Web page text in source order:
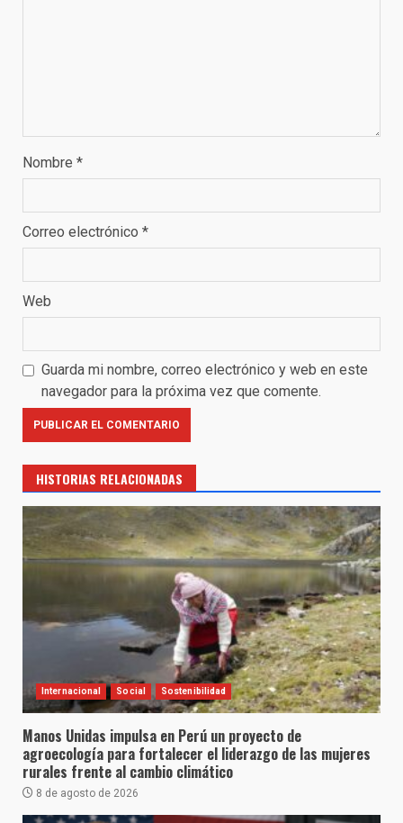
Nombre *
Correo electrónico *
Web
Guarda mi nombre, correo electrónico y web en este
navegador para la próxima vez que comente.
HISTORIAS RELACIONADAS
Internacional Social Sostenibilidad
Manos Unidas impulsa en Perú un proyecto de
agroecología para fortalecer el liderazgo de las mujeres
rurales frente al cambio climático
8 de agosto de 2026